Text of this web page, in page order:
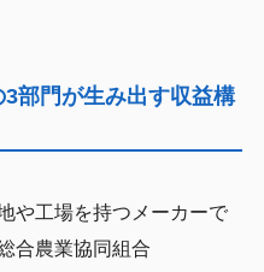
部門が生み出す収益構
や工場を持つメーカーで
合農業協同組合